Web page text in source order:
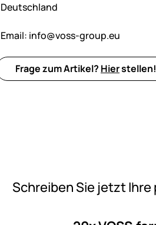
Deutschland
Email: info@voss-group.eu
Frage zum Artikel? Hierstellen!
Schreiben Sie jetzt